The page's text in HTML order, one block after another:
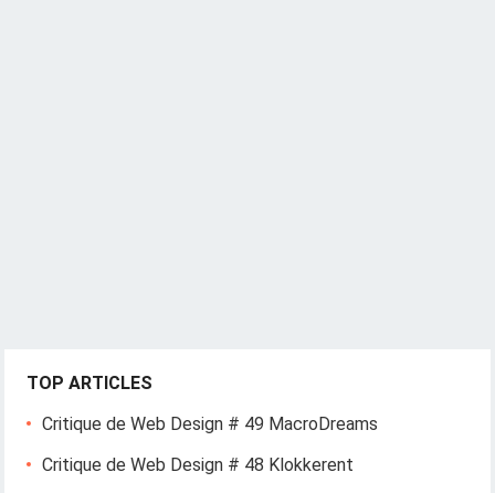
TOP ARTICLES
Critique de Web Design # 49 MacroDreams
Critique de Web Design # 48 Klokkerent